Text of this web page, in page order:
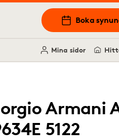
Boka
Mina sidor
Armani
5122